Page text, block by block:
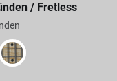
/ Fretless